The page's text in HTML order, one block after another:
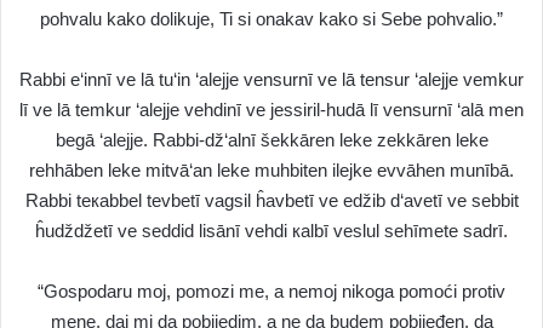
pohvalu kako dolikuje, Ti si onakav kako si Sebe pohvalio.”
Rabbi e‘innī ve lā tu‘in ‘alejje vensurnī ve lā tensur ‘alejje vemkur
lī ve lā temkur ‘alejje vehdinī ve jessiril-hudā lī vensurnī ‘alā men
begā ‘alejje. Rabbi-dž‘alnī šekkāren leke zekkāren leke
rehhāben leke mitvā‘an leke muhbiten ilejke evvāhen munībā.
Rabbi teкabbel tevbetī vagsil ĥavbetī ve edžib d‘avetī ve sebbit
ĥudždžetī ve seddid lisānī vehdi кalbī veslul sehīmete sadrī.
“Gospodaru moj, pomozi me, a nemoj nikoga pomoći protiv
mene, daj mi da pobijedim, a ne da budem pobijeđen, da